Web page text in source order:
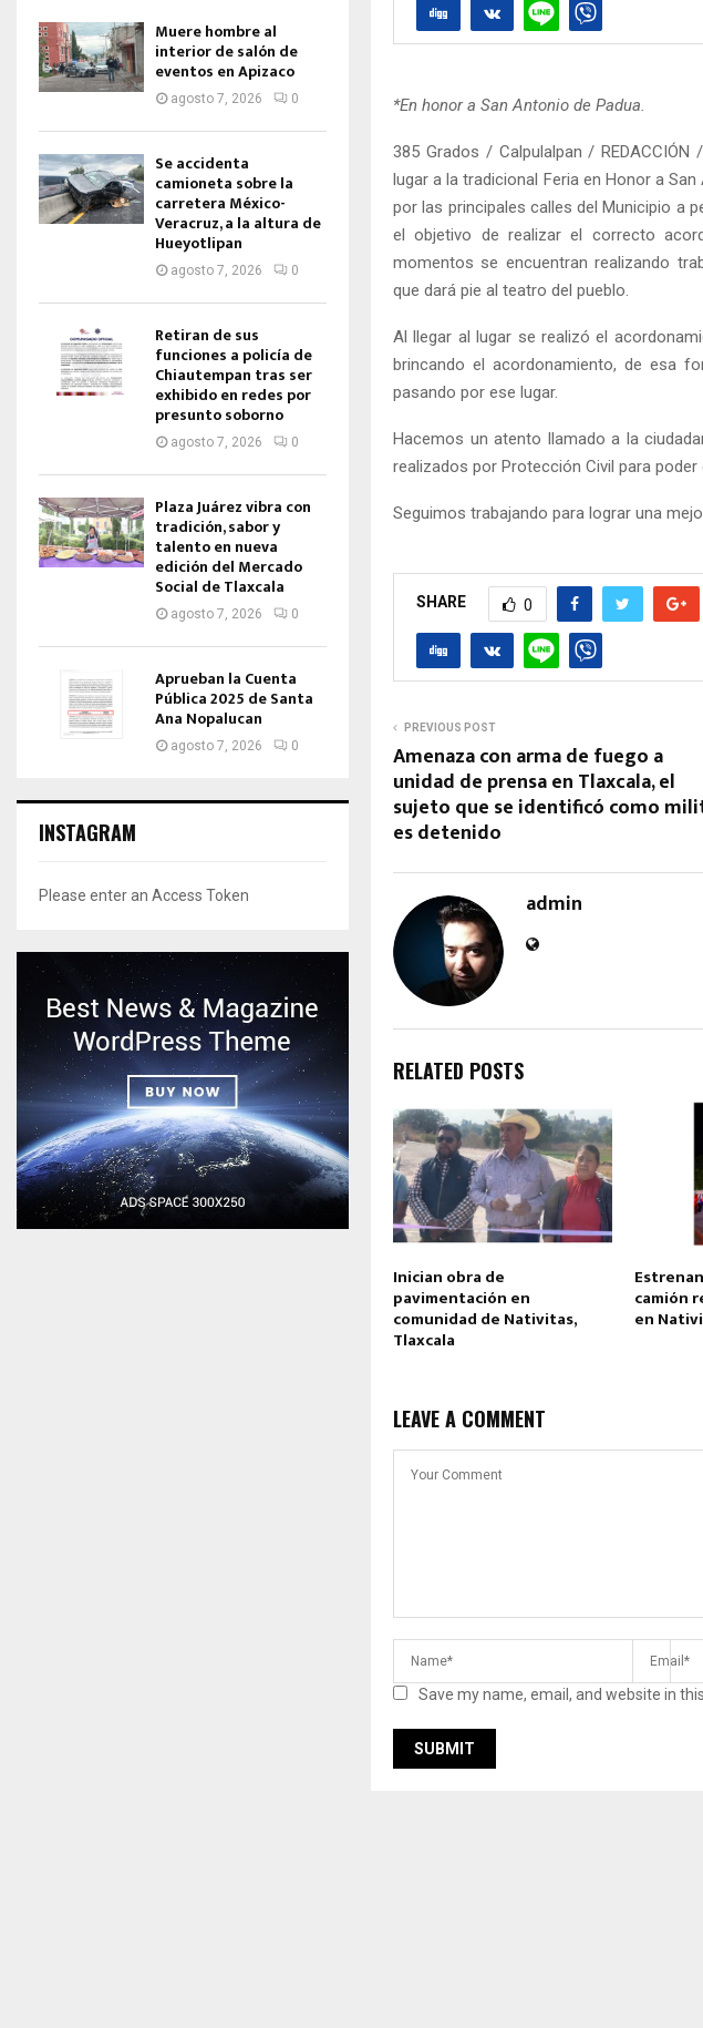
*En honor a San Antonio de Padua.
385 Grados / Calpulalpan /
lugar a la tradicional Feria en Honor a
por las principales calles del Municipio a
el objetivo de realizar el correcto
momentos se encuentran realizando
que dará pie al teatro del pueblo.
Al llegar al lugar se realizó el
brincando el acordonamiento, de esa
pasando por ese lugar.
Hacemos un atento llamado a la
realizados por Protección Civil para poder
Seguimos trabajando para lograr una
SHARE 0
PREVIOUS POST
Amenaza con arma de fuego a
unidad de prensa en Tlaxcala, el
sujeto que se identificó como
es detenido
admin
RELATED POSTS
Inician obra de
pavimentación en
comunidad de Nativitas,
Tlaxcala
camión
en
LEAVE A COMMENT
Save my name, email, and website in
Muere hombre al
interior de salón de
eventos en Apizaco
agosto 7, 2026 0
Se accidenta
camioneta sobre la
carretera México-
Veracruz, a la altura de
Hueyotlipan
agosto 7, 2026 0
Retiran de sus
funciones a policía de
Chiautempan tras ser
exhibido en redes por
presunto soborno
agosto 7, 2026 0
Plaza Juárez vibra con
tradición, sabor y
talento en nueva
edición del Mercado
Social de Tlaxcala
agosto 7, 2026 0
Aprueban la Cuenta
Pública 2025 de Santa
Ana Nopalucan
agosto 7, 2026 0
INSTAGRAM
Please enter an Access Token